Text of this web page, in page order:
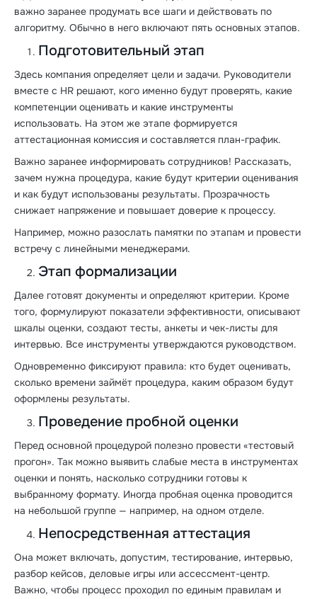
важно заранее продумать все шаги и действовать по
алгоритму. Обычно в него включают пять основных этапов.
Подготовительный этап
Здесь компания определяет цели и задачи. Руководители
вместе с HR решают, кого именно будут проверять, какие
компетенции оценивать и какие инструменты
использовать. На этом же этапе формируется
аттестационная комиссия и составляется план-график.
Важно заранее информировать сотрудников! Рассказать,
зачем нужна процедура, какие будут критерии оценивания
и как будут использованы результаты. Прозрачность
снижает напряжение и повышает доверие к процессу.
Например, можно разослать памятки по этапам и провести
встречу с линейными менеджерами.
Этап формализации
Далее готовят документы и определяют критерии. Кроме
того, формулируют показатели эффективности, описывают
шкалы оценки, создают тесты, анкеты и чек-листы для
интервью. Все инструменты утверждаются руководством.
Одновременно фиксируют правила: кто будет оценивать,
сколько времени займёт процедура, каким образом будут
оформлены результаты.
Проведение пробной оценки
Перед основной процедурой полезно провести «тестовый
прогон». Так можно выявить слабые места в инструментах
оценки и понять, насколько сотрудники готовы к
выбранному формату. Иногда пробная оценка проводится
на небольшой группе — например, на одном отделе.
Непосредственная аттестация
Она может включать, допустим, тестирование, интервью,
разбор кейсов, деловые игры или ассессмент-центр.
Важно, чтобы процесс проходил по единым правилам и